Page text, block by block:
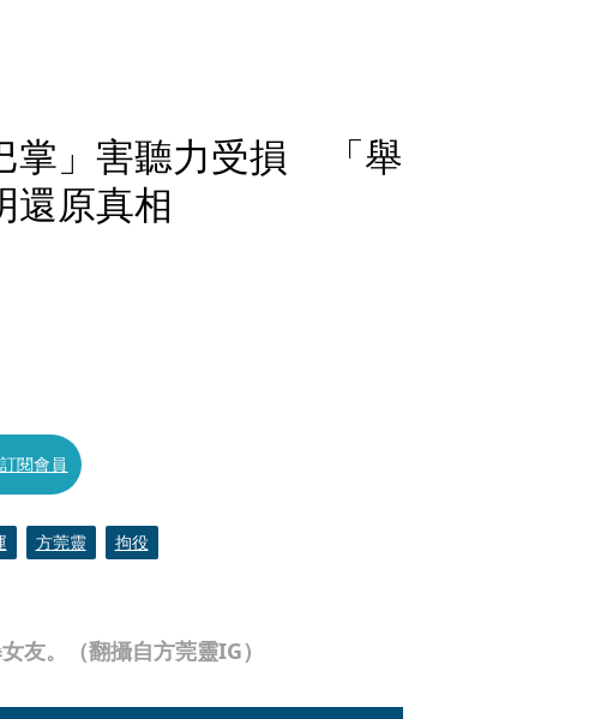
掌」害聽力受損 「舉
還原真相
友。（翻攝自方莞靈IG）
閱會員
方莞靈 拘役